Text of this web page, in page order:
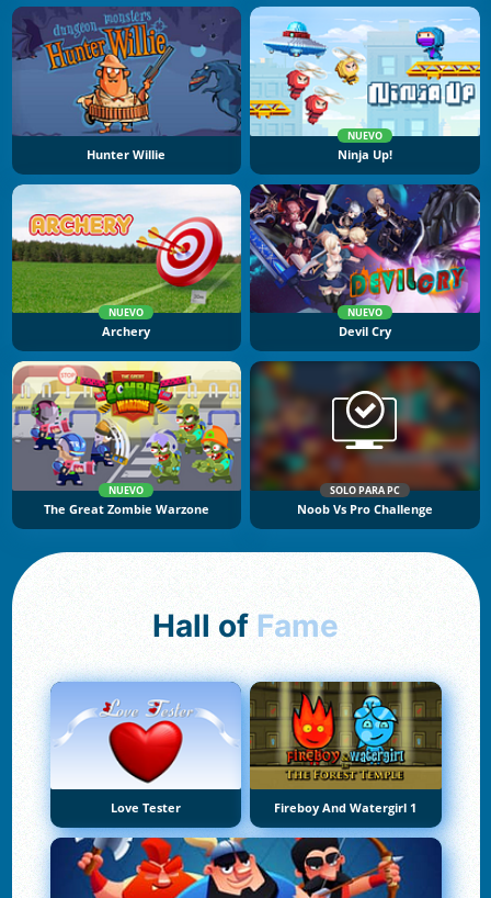
Hunter Willie
NUEVO
Ninja Up!
NUEVO
Archery
NUEVO
Devil Cry
NUEVO
The Great Zombie Warzone
SOLO PARA PC
Noob Vs Pro Challenge
Hall of Fame
Love Tester Fireboy And Watergirl 1